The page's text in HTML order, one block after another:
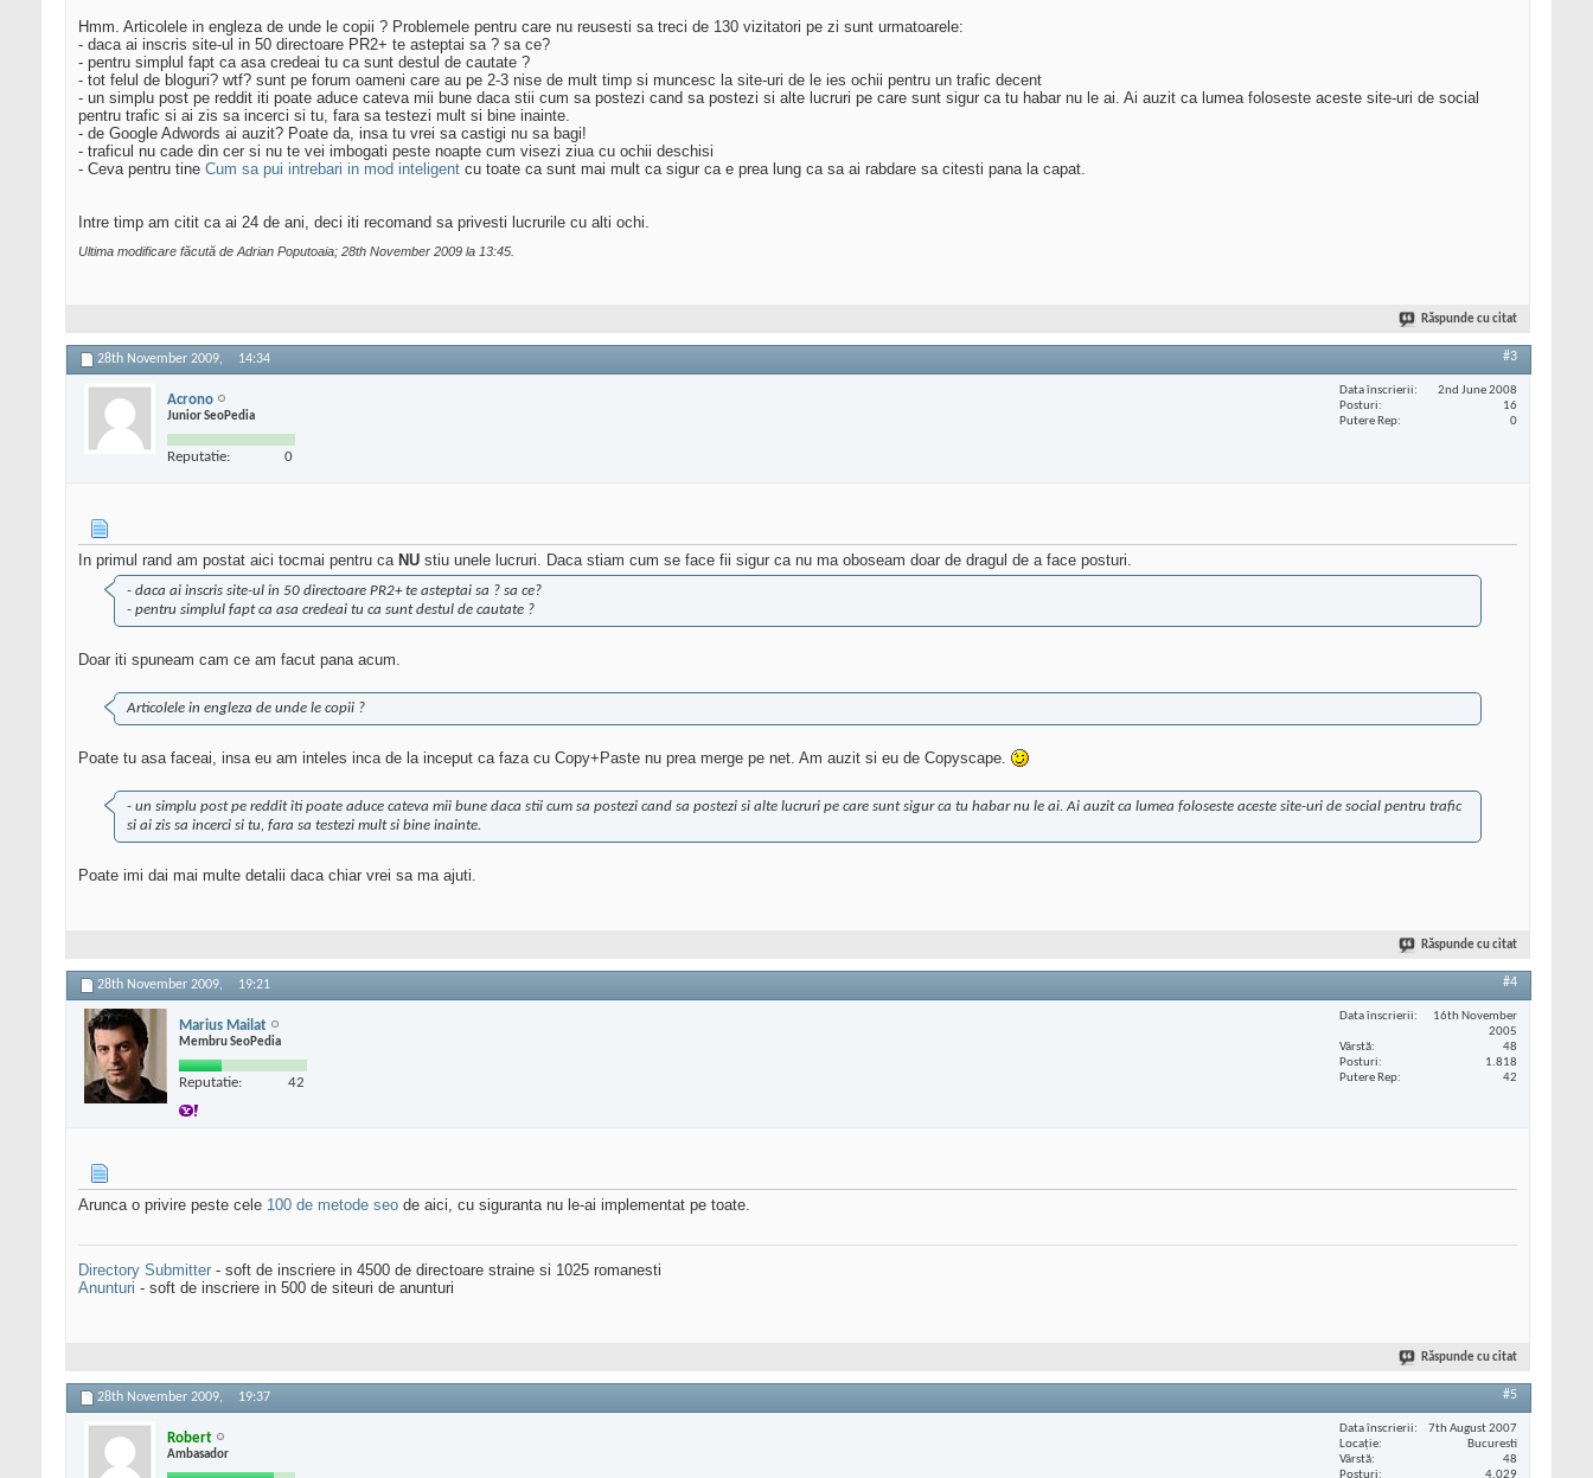
Hmm. Articolele in engleza de unde le copii ? Problemele pentru care nu reusesti sa treci de 130 vizitatori pe zi sunt urmatoarele:
- daca ai inscris site-ul in 50 directoare PR2+ te asteptai sa ? sa ce?
- pentru simplul fapt ca asa credeai tu ca sunt destul de cautate ?
- tot felul de bloguri? wtf? sunt pe forum oameni care au pe 2-3 nise de mult timp si muncesc la site-uri de le ies ochii pentru un trafic decent
- un simplu post pe reddit iti poate aduce cateva mii bune daca stii cum sa postezi cand sa postezi si alte lucruri pe care sunt sigur ca tu habar nu le ai. Ai auzit ca lumea foloseste aceste site-uri de social
pentru trafic si ai zis sa incerci si tu, fara sa testezi mult si bine inainte.
- de Google Adwords ai auzit? Poate da, insa tu vrei sa castigi nu sa bagi!
- traficul nu cade din cer si nu te vei imbogati peste noapte cum visezi ziua cu ochii deschisi
- Ceva pentru tine Cum sa pui intrebari in mod inteligent cu toate ca sunt mai mult ca sigur ca e prea lung ca sa ai rabdare sa citesti pana la capat.
Intre timp am citit ca ai 24 de ani, deci iti recomand sa privesti lucrurile cu alti ochi.
Ultima modificare făcută de Adrian Poputoaia; 28th November 2009 la 13:45
Răspunde cu citat
28th November 2009, 14:34 #3
Acrono
Junior SeoPedia
Reputatie: 0
Data înscrierii
2nd June 2008
Posturi
16
Putere Rep
0
In primul rand am postat aici tocmai pentru ca NU stiu unele lucruri. Daca stiam cum se face fii sigur ca nu ma oboseam doar de dragul de a face posturi.
- daca ai inscris site-ul in 50 directoare PR2+ te asteptai sa ? sa ce?
- pentru simplul fapt ca asa credeai tu ca sunt destul de cautate ?
Doar iti spuneam cam ce am facut pana acum.
Articolele in engleza de unde le copii ?
Poate tu asa faceai, insa eu am inteles inca de la inceput ca faza cu Copy+Paste nu prea merge pe net. Am auzit si eu de Copyscape.
- un simplu post pe reddit iti poate aduce cateva mii bune daca stii cum sa postezi cand sa postezi si alte lucruri pe care sunt sigur ca tu habar nu le ai. Ai auzit ca lumea foloseste aceste site-uri de social pentru trafic
si ai zis sa incerci si tu, fara sa testezi mult si bine inainte.
Poate imi dai mai multe detalii daca chiar vrei sa ma ajuti.
Răspunde cu citat
28th November 2009, 19:21 #4
Marius Mailat
Membru SeoPedia
Reputatie: 42
Data înscrierii
16th November
2005
Vârstă
48
Posturi
1.818
Putere Rep
42
Arunca o privire peste cele 100 de metode seo de aici, cu siguranta nu le-ai implementat pe toate.
Directory Submitter - soft de inscriere in 4500 de directoare straine si 1025 romanesti
Anunturi - soft de inscriere in 500 de siteuri de anunturi
Răspunde cu citat
28th November 2009, 19:37 #5
Robert
Ambasador
Data înscrierii
7th August 2007
Locaţie
Bucuresti
Vârstă
48
Posturi
4.029